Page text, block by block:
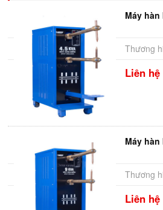
Máy hàn
Thương
Liên hệ
Máy hàn
Thương
Liên hệ